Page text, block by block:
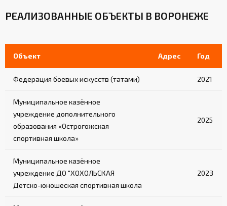
РЕАЛИЗОВАННЫЕ ОБЪЕКТЫ В ВОРОНЕЖЕ
Объект Адрес Год
Федерация боевых искусств (татами) 2021
Муниципальное казённое
учреждение дополнительного
образования «Острогожская
спортивная школа»
2025
Муниципальное казённое
учреждение ДО "ХОХОЛЬСКАЯ
Детско-юношеская спортивная школа
2023